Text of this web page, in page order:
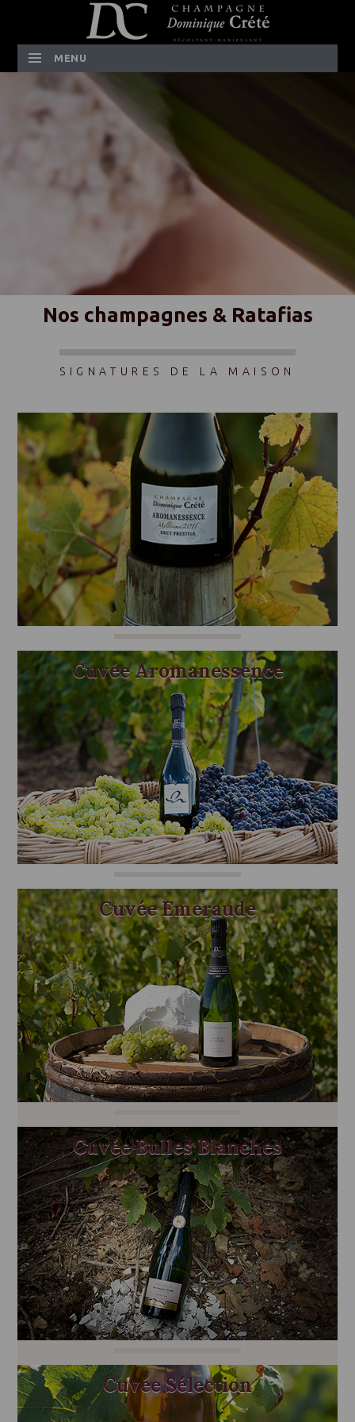
MENU
SKIP TO CONTENT
Nos champagnes & Ratafias
SIGNATURES DE LA MAISON
Cuvée Aromanessence
Cuvée Emeraude
Cuvée Bulles Blanches
Cuvée Sélection